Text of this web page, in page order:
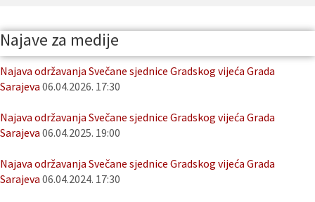
Najave za medije
Najava održavanja Svečane sjednice Gradskog vijeća Grada
Sarajeva 06.04.2026. 17:30
Najava održavanja Svečane sjednice Gradskog vijeća Grada
Sarajeva 06.04.2025. 19:00
Najava održavanja Svečane sjednice Gradskog vijeća Grada
Sarajeva 06.04.2024. 17:30